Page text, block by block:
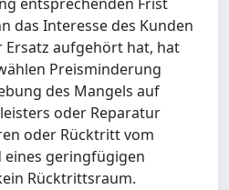
das Interesse des Kunden
Ersatz aufgehört hat, hat
Preisminderung
des Mangels auf
oder Reparatur
oder Rücktritt vom
geringfügigen
Rücktrittsraum.